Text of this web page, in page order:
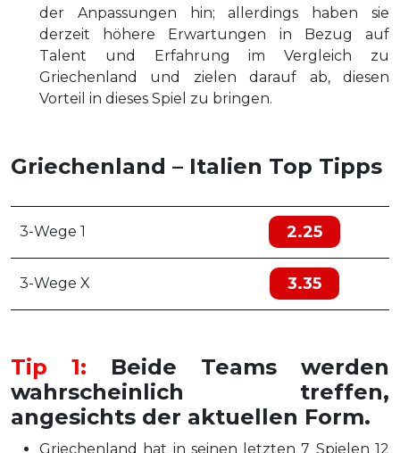
der Anpassungen hin; allerdings haben sie
derzeit höhere Erwartungen in Bezug auf
Talent und Erfahrung im Vergleich zu
Griechenland und zielen darauf ab, diesen
Vorteil in dieses Spiel zu bringen.
Griechenland – Italien Top Tipps
3-Wege 1 2.25
3-Wege X 3.35
Tip 1: Beide Teams werden
wahrscheinlich treffen,
angesichts der aktuellen Form.
Griechenland hat in seinen letzten 7 Spielen 12